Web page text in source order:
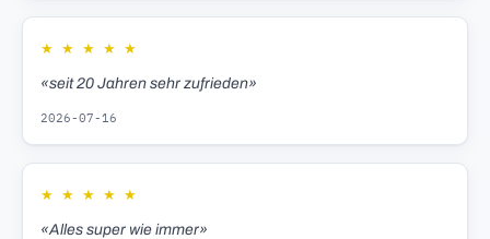
★ ★ ★ ★ ★
«seit 20 Jahren sehr zufrieden»
2026-07-16
★ ★ ★ ★ ★
«Alles super wie immer»